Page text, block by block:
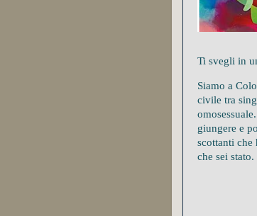
Ti svegli in
Siamo a
civile tra
giungere e
scottanti che
che sei stato.